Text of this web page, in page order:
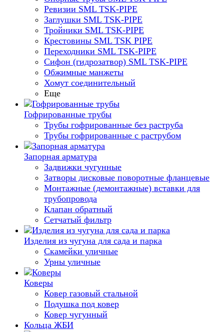
Ревизии SML TSK-PIPE
Заглушки SML TSK-PIPE
Тройники SML TSK-PIPE
Крестовины SML TSK PIPE
Переходники SML TSK-PIPE
Сифон (гидрозатвор) SML TSK-PIPE
Обжимные манжеты
Хомут соединительный
Еще
Гофрированные трубы
Трубы гофрированные без раструба
Трубы гофрированные с раструбом
Запорная арматура
Задвижки чугунные
Затворы дисковые поворотные фланцевые
Монтажные (демонтажные) вставки для
трубопровода
Клапан обратный
Сетчатый фильтр
Изделия из чугуна для сада и парка
Скамейки уличные
Урны уличные
Коверы
Ковер газовый стальной
Подушка под ковер
Ковер чугунный
Кольца ЖБИ